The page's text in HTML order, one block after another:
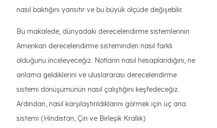
nasıl baktığını yansıtır ve bu büyük ölçüde değişebilir.
Bu makalede, dünyadaki derecelendirme sistemlerinin
Amerikan derecelendirme sisteminden nasıl farklı
olduğunu inceleyeceğiz. Notların nasıl hesaplandığını, ne
anlama geldiklerini ve uluslararası derecelendirme
sistemi dönüşümünün nasıl çalıştığını keşfedeceğiz.
Ardından, nasıl karşılaştırıldıklarını görmek için üç ana
sistemi (Hindistan, Çin ve Birleşik Krallık)